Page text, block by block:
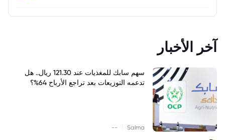
آخر الأخبار
سهم سابك للمغذيات عند 121.30 ريال.. هل
تدعمه التوزيعات بعد تراجع الأرباح 64%؟
Salma
--